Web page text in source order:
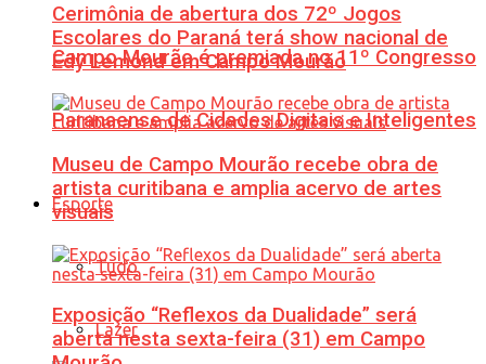
Campo Mourão é premiada no 11º Congresso
Paranaense de Cidades Digitais e Inteligentes
Esporte
Tudo
Lazer
Cerimônia de abertura dos 72º Jogos
Escolares do Paraná terá show nacional de
Edy Lemond em Campo Mourão
Museu de Campo Mourão recebe obra de
artista curitibana e amplia acervo de artes
visuais
Exposição “Reflexos da Dualidade” será
aberta nesta sexta-feira (31) em Campo